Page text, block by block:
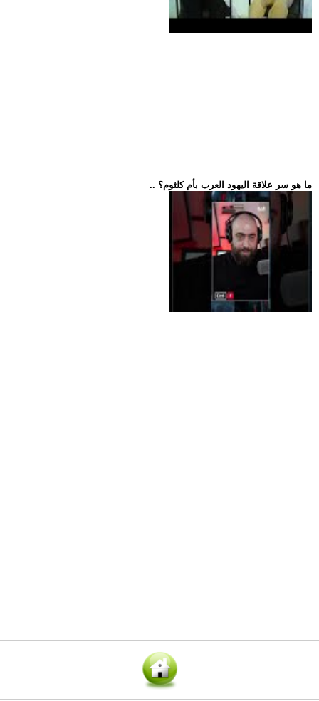
.. ما هو سر علاقة اليهود العرب بأم كلثوم؟